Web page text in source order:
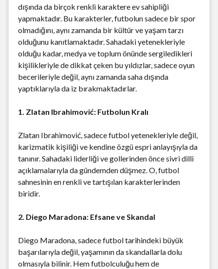
dışında da birçok renkli karaktere ev sahipliği
yapmaktadır. Bu karakterler, futbolun sadece bir spor
olmadığını, aynı zamanda bir kültür ve yaşam tarzı
olduğunu kanıtlamaktadır. Sahadaki yetenekleriyle
olduğu kadar, medya ve toplum önünde sergiledikleri
kişilikleriyle de dikkat çeken bu yıldızlar, sadece oyun
becerileriyle değil, aynı zamanda saha dışında
yaptıklarıyla da iz bırakmaktadırlar.
1. Zlatan Ibrahimović: Futbolun Kralı
Zlatan Ibrahimović, sadece futbol yetenekleriyle değil,
karizmatik kişiliği ve kendine özgü espri anlayışıyla da
tanınır. Sahadaki liderliği ve gollerinden önce sivri dilli
açıklamalarıyla da gündemden düşmez. O, futbol
sahnesinin en renkli ve tartışılan karakterlerinden
biridir.
2. Diego Maradona: Efsane ve Skandal
Diego Maradona, sadece futbol tarihindeki büyük
başarılarıyla değil, yaşamının da skandallarla dolu
olmasıyla bilinir. Hem futbolculuğu hem de